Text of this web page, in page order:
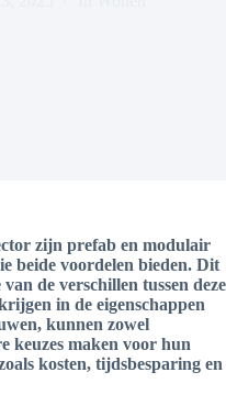
zijn prefab en modulair
beide voordelen bieden. Dit
de verschillen tussen deze
in de eigenschappen
kunnen zowel
keuzes maken voor hun
kosten, tijdsbesparing en